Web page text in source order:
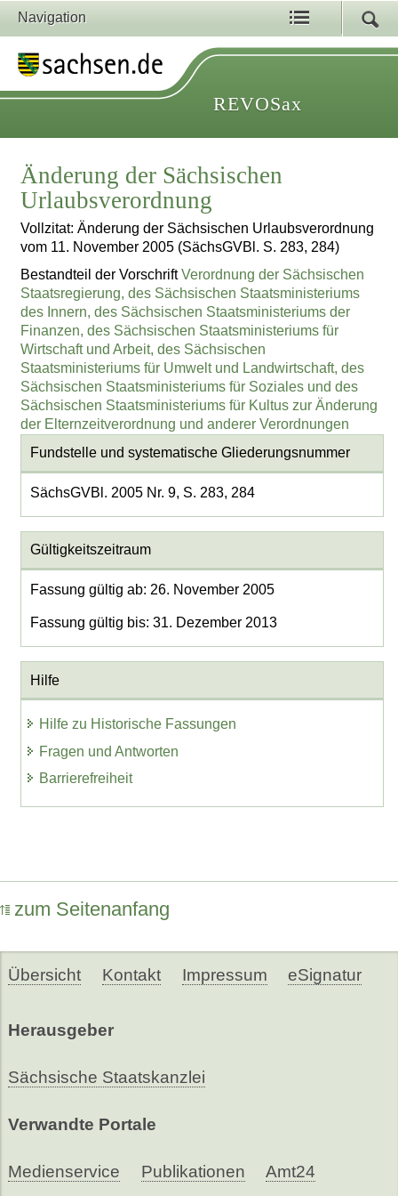
Navigation
REVOSax
Änderung der Sächsischen
Urlaubsverordnung
Vollzitat: Änderung der Sächsischen Urlaubsverordnung
vom 11. November 2005 (SächsGVBl. S. 283, 284)
Bestandteil der VorschriftVerordnung der Sächsischen
Staatsregierung, des Sächsischen Staatsministeriums
des Innern, des Sächsischen Staatsministeriums der
Finanzen, des Sächsischen Staatsministeriums für
Wirtschaft und Arbeit, des Sächsischen
Staatsministeriums für Umwelt und Landwirtschaft, des
Sächsischen Staatsministeriums für Soziales und des
Sächsischen Staatsministeriums für Kultus zur Änderung
der Elternzeitverordnung und anderer Verordnungen
Fundstelle und systematische Gliederungsnummer
SächsGVBl. 2005 Nr. 9, S. 283, 284
Gültigkeitszeitraum
Fassung gültig ab: 26. November 2005
Fassung gültig bis: 31. Dezember 2013
Hilfe
Hilfe zu Historische Fassungen
Fragen und Antworten
Barrierefreiheit
zum Seitenanfang
Übersicht Kontakt Impressum eSignatur
Herausgeber
Sächsische Staatskanzlei
Verwandte Portale
Medienservice Publikationen Amt24